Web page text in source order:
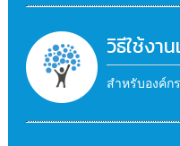
วิธีใช้งา
สำหรับองค์ก